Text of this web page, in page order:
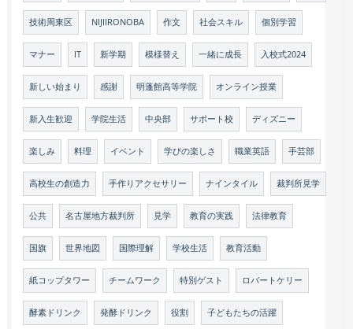
技術周東区 NIJIIRONOBA 作文 社会スキル 個別学習
マナー IT 新学期 模様替え 一緒に成長 入校式2024
新しい始まり 感謝 明蓬館高等学院 オンライン授業
新入生歓迎 学院生活 中央部 サポート校 ディズニー
楽しみ 料理 イベント 学びの楽しさ 職業英語 手芸部
高校生の創造力 手作りアクセサリー ナインタイル 裁判所見学
公共 名古屋地方裁判所 見学 教育の実践 法律教育
国旗 世界地図 国際理解 学校生活 教育活動
紙コップタワー チームワーク 特別ゲスト ロバートケリー
酵素ドリンク 発酵ドリンク 役割 子どもたちの活躍